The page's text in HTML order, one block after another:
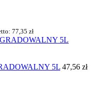
77,35 zł
5L 47,56 zł